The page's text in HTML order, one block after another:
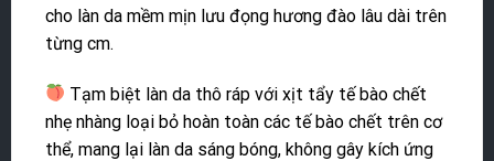
cho làn da mềm mịn lưu đọng hương đào lâu dài trên
từng cm.
Tạm biệt làn da thô ráp với xịt tẩy tế bào chết
nhẹ nhàng loại bỏ hoàn toàn các tế bào chết trên cơ
thể, mang lại làn da sáng bóng, không gây kích ứng